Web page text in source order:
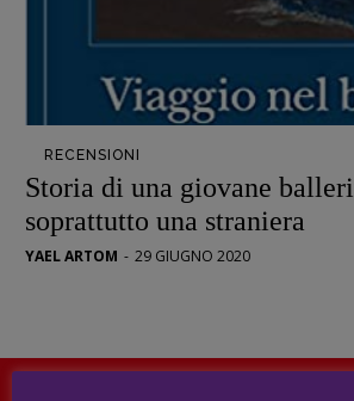
Scienza
Stranimondi
Tornare a Ballard
Valerio Evangelisti
Vampirismi
Zong!
REDAZIONE
RECENSIONI
Storia di una giovane
soprattutto una straniera
YAEL ARTOM - 29 GIUGNO 2020